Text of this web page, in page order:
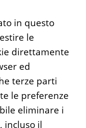
in questo
le
direttamente
ed
terze parti
le preferenze
eliminare i
incluso il